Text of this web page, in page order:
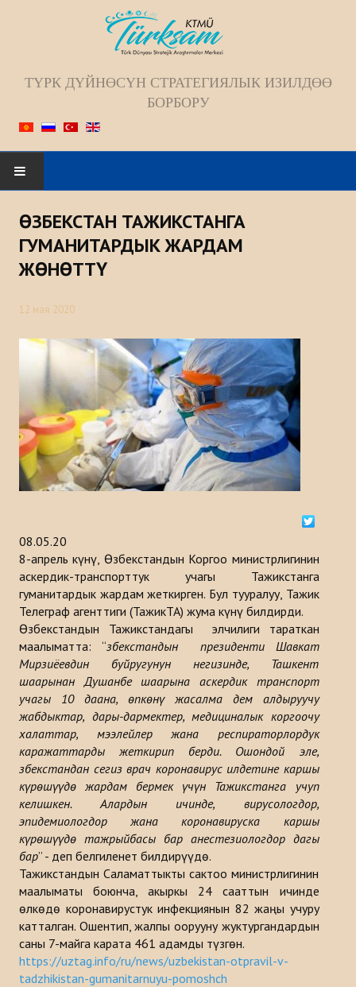
ТҮРК ДҮЙНӨСҮН СТРАТЕГИЯЛЫК ИЗИЛДӨӨ
БОРБОРУ
БАШКЫ БЕТ
БИЗ ЖѲНҮНДѲ
Жамаат
Келечек багыты; Миссиясы; Максаты;
Тарыхы
ИШ ЧАРАЛАР
КАБАРЛАР
Казакстан
Туркия
Туркменистан
Ѳзбекистан
Азербайджан
ЧЫГАРМАЛАР
Макалалар
Маалыматтык бюллетендер
Баяндамалар
Китептер
Түрк дүйнөсүн стратегиялык изилдөө борборунун анализи
ДОЛБООРЛОР
БАЙЛАНЫШ
ӨЗБЕКСТАН ТАЖИКСТАНГА
ГУМАНИТАРДЫК ЖАРДАМ
ЖӨНӨТТҮ
12 мая 2020
08.05.20
8-апрель күнү, Өзбекстандын Коргоо министрлигинин
аскердик-транспорттук учагы Тажикстанга
гуманитардык жардам жеткирген. Бул тууралуу, Тажик
Телеграф агенттиги (ТажикТА) жума күнү билдирди.
Өзбекстандын Тажикстандагы элчилиги тараткан
маалыматта: “Өзбекстандын президенти Шавкат
Мирзиёевдин буйругунун негизинде, Ташкент
шаарынан Душанбе шаарына аскердик транспорт
учагы 10 даана, өпкөнү жасалма дем алдыруучу
жабдыктар, дары-дармектер, медициналык коргоочу
халаттар, мээлейлер жана респираторлордук
каражаттарды жеткирип берди. Ошондой эле,
Өзбекстандан сегиз врач коронавирус илдетине каршы
күрөшүүдө жардам бермек үчүн Тажикстанга учуп
келишкен. Алардын ичинде, вирусологдор,
эпидемиологдор жана коронавируска каршы
күрөшүүдө тажрыйбасы бар анестезиологдор дагы
бар” - деп белгиленет билдирүүдө.
Тажикстандын Саламаттыкты сактоо министрлигинин
маалыматы боюнча, акыркы 24 сааттын ичинде
өлкөдө коронавирустук инфекциянын 82 жаңы учуру
катталган. Ошентип, жалпы оорууну жуктургандардын
саны 7-майга карата 461 адамды түзгөн.
https://uztag.info/ru/news/uzbekistan-otpravil-v-
tadzhikistan-gumanitarnuyu-pomoshch